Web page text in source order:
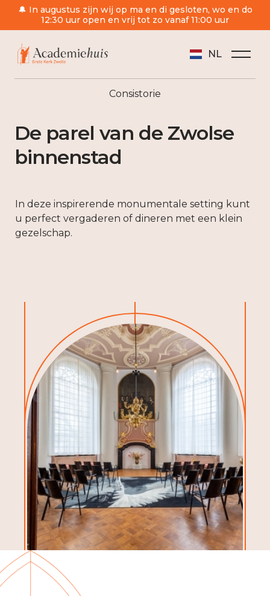
🔔 In augustus zijn wij op ma en di gesloten, wo en do
12:30 uur open en vrij tot zo vanaf 11:00 uur
NL
Consistorie
De parel van de Zwolse
binnenstad
In deze inspirerende monumentale setting kunt
u perfect vergaderen of dineren met een klein
gezelschap.